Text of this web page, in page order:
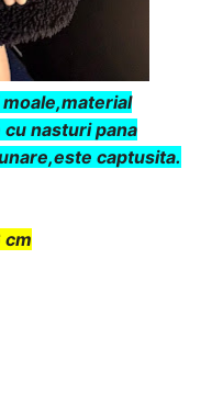
cu nasturi pana
captusita.
cm